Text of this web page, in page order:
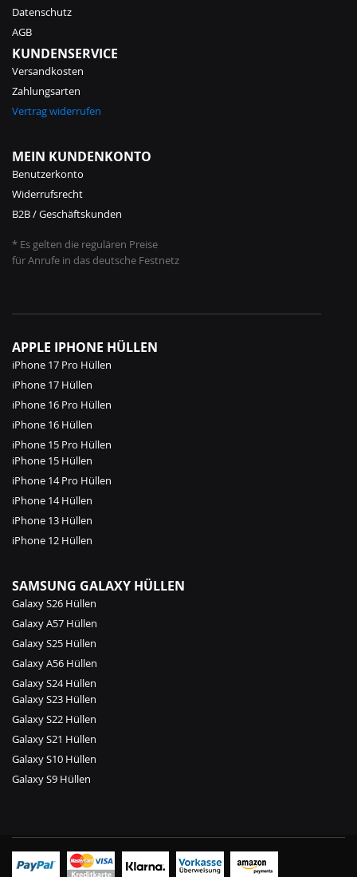
Datenschutz
AGB
KUNDENSERVICE
Versandkosten
Zahlungsarten
Vertrag widerrufen
MEIN KUNDENKONTO
Benutzerkonto
Widerrufsrecht
B2B / Geschäftskunden
* Es gelten die regulären Preise
für Anrufe in das deutsche Festnetz
APPLE IPHONE HÜLLEN
iPhone 17 Pro Hüllen
iPhone 17 Hüllen
iPhone 16 Pro Hüllen
iPhone 16 Hüllen
iPhone 15 Pro Hüllen
iPhone 15 Hüllen
iPhone 14 Pro Hüllen
iPhone 14 Hüllen
iPhone 13 Hüllen
iPhone 12 Hüllen
SAMSUNG GALAXY HÜLLEN
Galaxy S26 Hüllen
Galaxy A57 Hüllen
Galaxy S25 Hüllen
Galaxy A56 Hüllen
Galaxy S24 Hüllen
Galaxy S23 Hüllen
Galaxy S22 Hüllen
Galaxy S21 Hüllen
Galaxy S10 Hüllen
Galaxy S9 Hüllen